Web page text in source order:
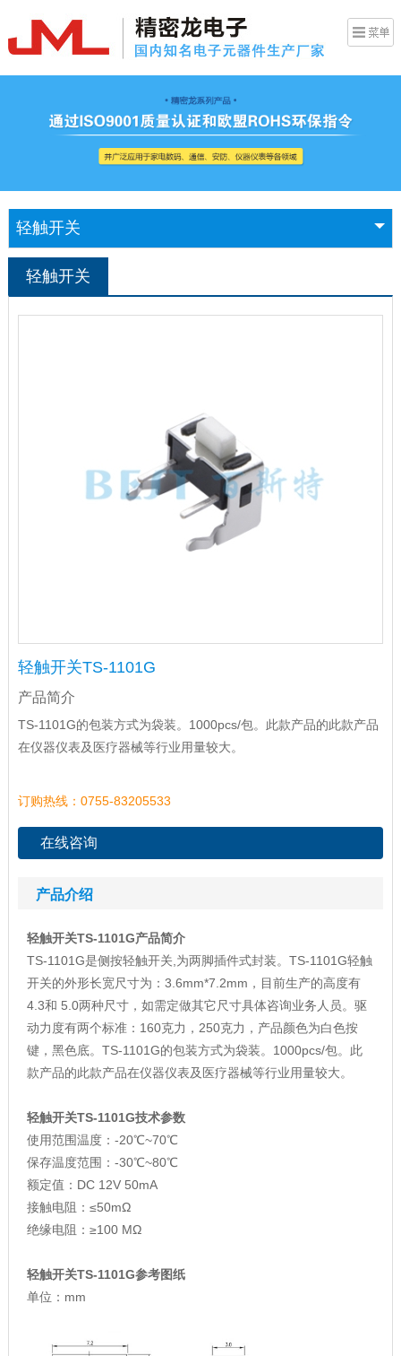
轻触开关
轻触开关
轻触开关TS-1101G
产品简介
TS-1101G的包装方式为袋装。1000pcs/包。此款产品的此款产品
在仪器仪表及医疗器械等行业用量较大。
订购热线：0755-83205533
在线咨询
产品介绍
轻触开关TS-1101G产品简介
TS-1101G是侧按轻触开关,为两脚插件式封装。TS-1101G轻触
开关的外形长宽尺寸为：3.6mm*7.2mm，目前生产的高度有
4.3和 5.0两种尺寸，如需定做其它尺寸具体咨询业务人员。驱
动力度有两个标准：160克力，250克力，产品颜色为白色按
键，黑色底。TS-1101G的包装方式为袋装。1000pcs/包。此
款产品的此款产品在仪器仪表及医疗器械等行业用量较大。
轻触开关TS-1101G技术参数
使用范围温度：-20℃~70℃
保存温度范围：-30℃~80℃
额定值：DC 12V 50mA
接触电阻：≤50mΩ
绝缘电阻：≥100 MΩ
轻触开关TS-1101G参考图纸
单位：mm